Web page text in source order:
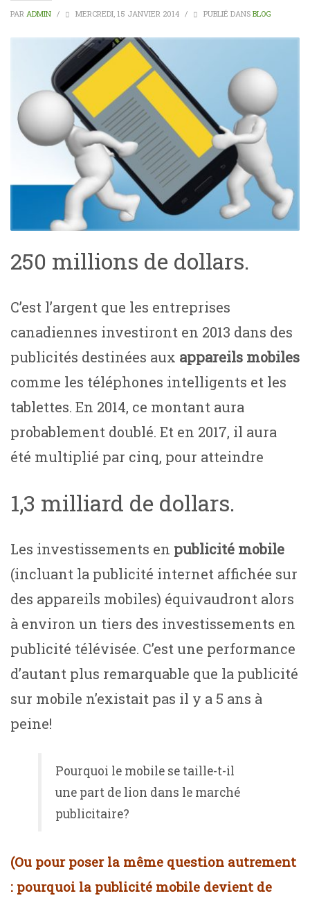
PAR ADMIN / MERCREDI, 15 JANVIER 2014 / PUBLIÉ DANS BLOG
250 millions de dollars.
C’est l’argent que les entreprises
canadiennes investiront en 2013 dans des
publicités destinées aux appareils mobiles
comme les téléphones intelligents et les
tablettes. En 2014, ce montant aura
probablement doublé. Et en 2017, il aura
été multiplié par cinq, pour atteindre
1,3 milliard de dollars.
Les investissements en publicité mobile
(incluant la publicité internet affichée sur
des appareils mobiles) équivaudront alors
à environ un tiers des investissements en
publicité télévisée. C’est une performance
d’autant plus remarquable que la publicité
sur mobile n’existait pas il y a 5 ans à
peine!
Pourquoi le mobile se taille-t-il
une part de lion dans le marché
publicitaire?
(Ou pour poser la même question autrement
: pourquoi la publicité mobile devient de